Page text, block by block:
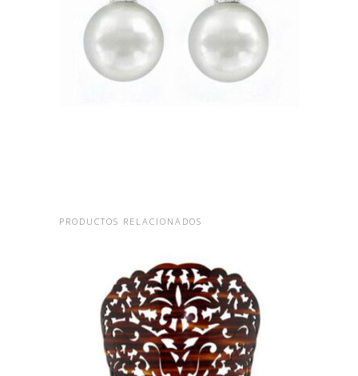
PRODUCTOS RELACIONADOS
TEJA COLOR CAREY PARA
MANTILLA DE BODA